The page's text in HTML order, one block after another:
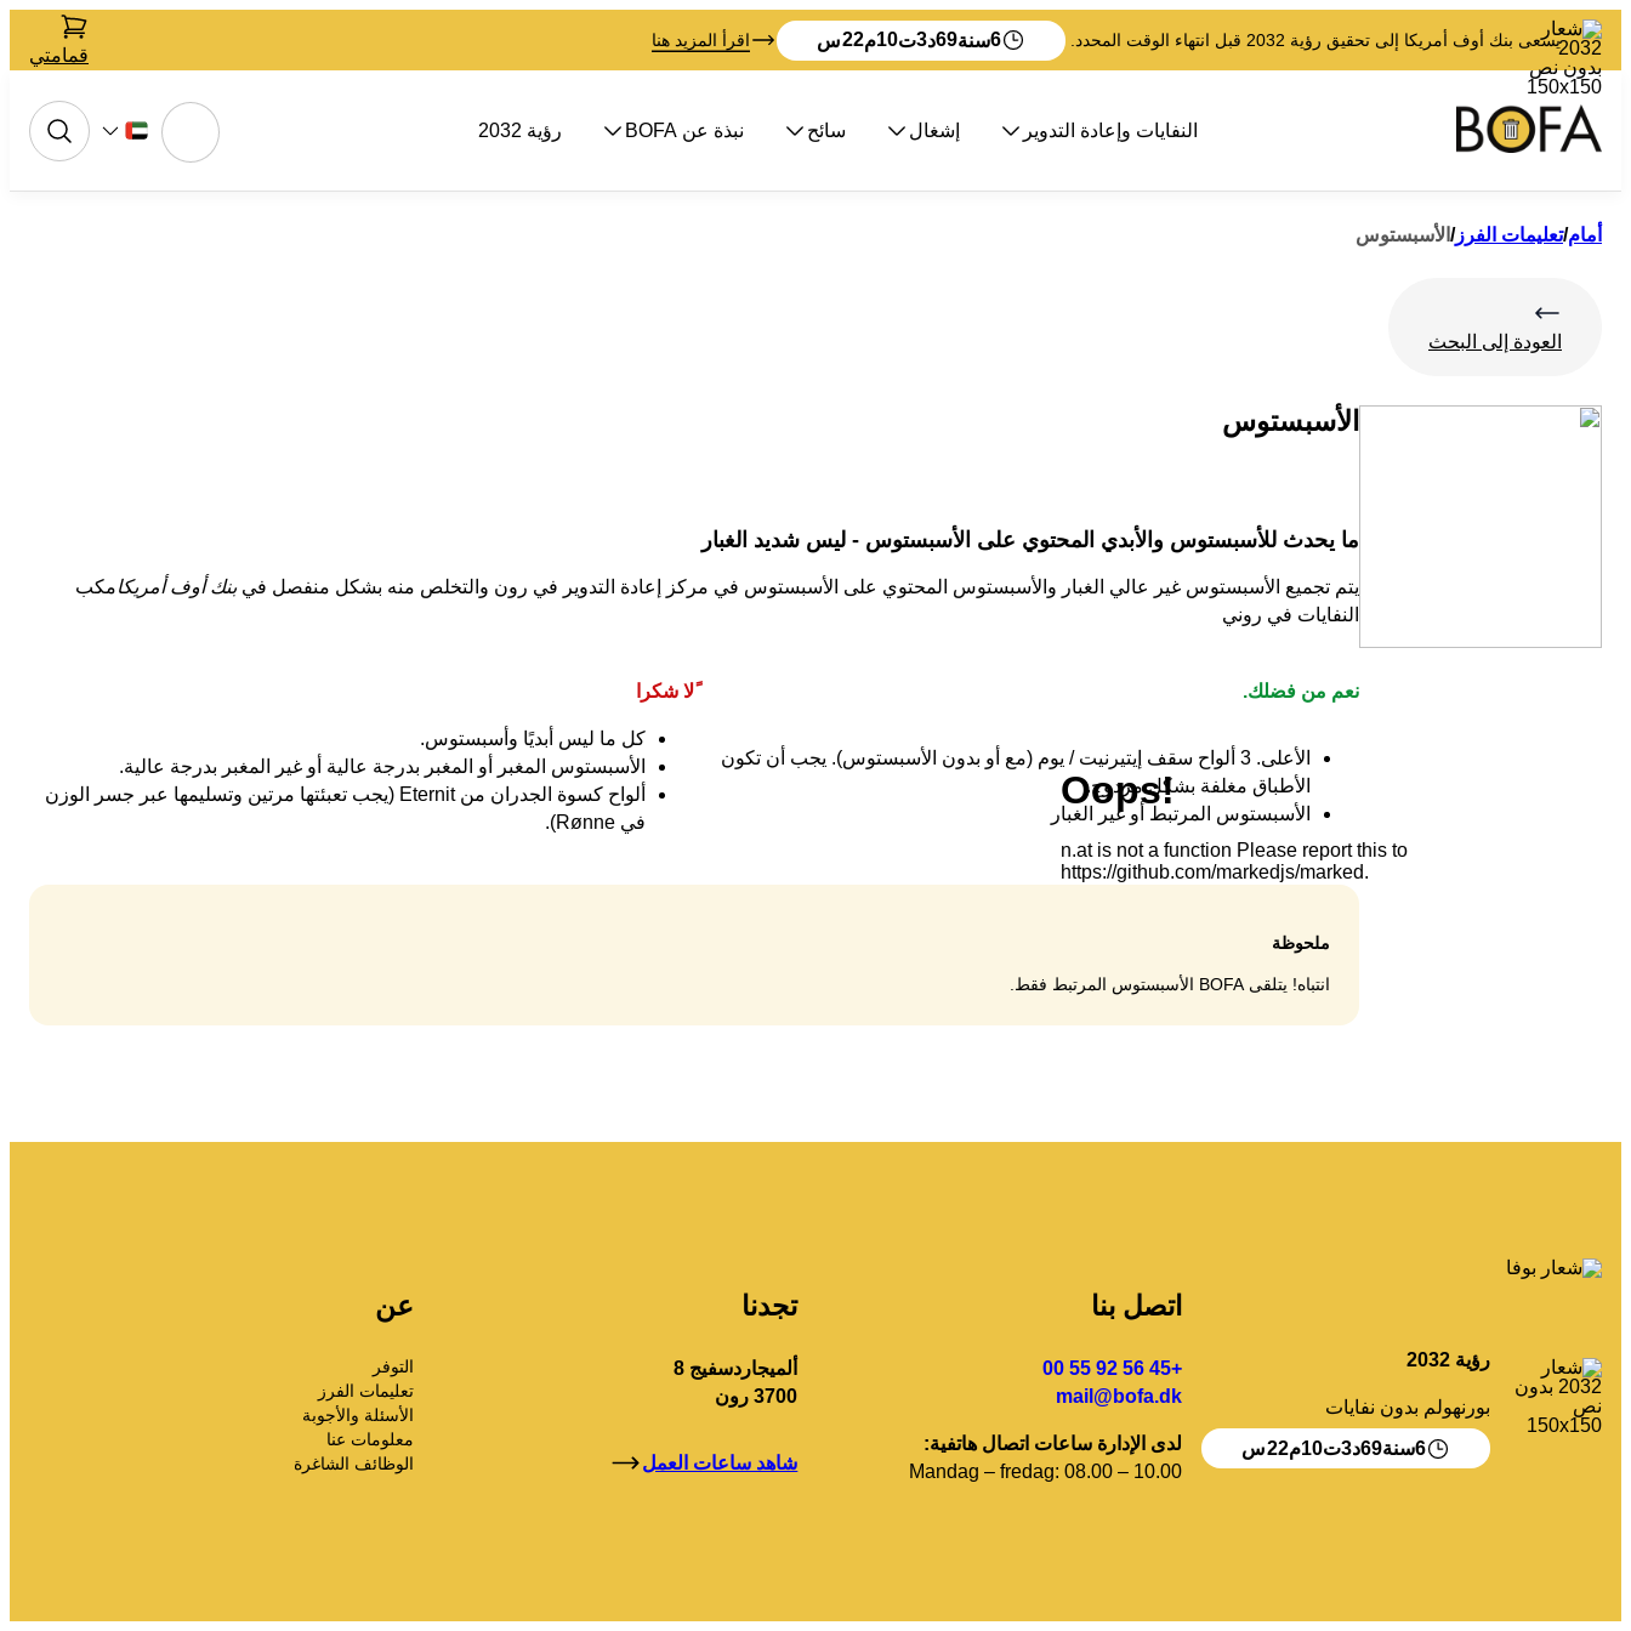
يسعى بنك أوف أمريكا إلى تحقيق رؤية 2032 قبل انتهاء الوقت المحدد. 6سنة69د3ت10م22س اقرأ المزيد هنا
قمامتي
النفايات وإعادة التدوير إشغال سائح نبذة عن BOFA رؤية 2032
أمام/تعليمات الفرز/ الأسبستوس
العودة إلى البحث
الأسبستوس
ما يحدث للأسبستوس والأبدي المحتوي على الأسبستوس - ليس شديد الغبار
يتم تجميع الأسبستوس غير عالي الغبار والأسبستوس المحتوي على الأسبستوس في مركز إعادة التدوير في رون والتخلص منه بشكل منفصل فيبنك أوف أمريكامكب
النفايات في روني
نعم من فضلك.
الأعلى. 3 ألواح سقف إيتيرنيت / يوم (مع أو بدون الأسبستوس). يجب أن تكون
الأطباق مغلفة بشكل مزدوج.
الأسبستوس المرتبط أو غير الغبار
ًلا شكرا
كل ما ليس أبديًا وأسبستوس.
الأسبستوس المغبر أو المغبر بدرجة عالية أو غير المغبر بدرجة عالية.
ألواح كسوة الجدران من Eternit (يجب تعبئتها مرتين وتسليمها عبر جسر الوزن
في Rønne).
ملحوظة
انتباه! يتلقى BOFA الأسبستوس المرتبط فقط.
رؤية 2032
بورنهولم بدون نفايات
6سنة69د3ت10م22س
اتصل بنا
+45 56 92 55 00
mail@bofa.dk
لدى الإدارة ساعات اتصال هاتفية:
Mandag – fredag: 08.00 – 10.00
تجدنا
ألميجاردسفيج 8
3700 رون
شاهد ساعات العمل
عن
التوفر
تعليمات الفرز
الأسئلة والأجوبة
معلومات عنا
الوظائف الشاغرة